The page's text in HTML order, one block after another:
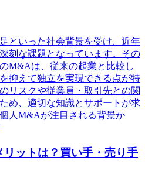
といった社会背景を受け、近年
刻な課題となっています。その
M&Aは、従来の起業と比較し
抑えて独立を実現できる点が特
リスクや従業員・取引先との関
め、適切な知識とサポートが求
人M&Aが注目される背景か
ットは？買い手・売り手